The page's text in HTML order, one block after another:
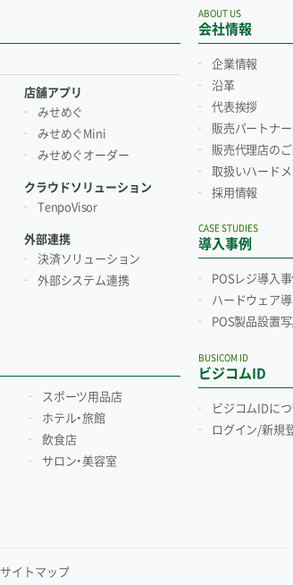
店舗アプリ
みせめぐ
みせめぐMini
みせめぐオーダー
クラウドソリューション
TenpoVisor
外部連携
決済ソリューション
外部システム連携
スポーツ用品店
ホテル・旅館
飲食店
サロン・美容室
会社情報
ABOUT US
企業情報
沿革
代表挨拶
販売パートナー
販売代理店の
取扱いハード
採用情報
導入事例
CASE STUDIES
POSレジ導入事
ハードウェア導
POS製品設置写
ビジコムID
BUSICOM ID
ビジコムIDに
ログイン/新規
サイトマップ